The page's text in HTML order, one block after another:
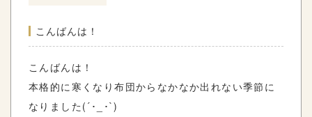
こんばんは！
こんばんは！
本格的に寒くなり布団からなかなか出れない季節に
なりました(´･_･`)